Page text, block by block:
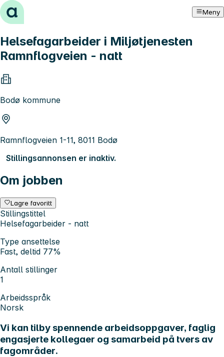
Hopp til innhold Meny
Helsefagarbeider i Miljøtjenesten
Ramnflogveien - natt
Bodø kommune
Ramnflogveien 1-11, 8011 Bodø
Stillingsannonsen er inaktiv.
Om jobben
Lagre favoritt
Stillingstittel
Helsefagarbeider - natt
Type ansettelse
Fast, deltid 77%
Antall stillinger
1
Arbeidsspråk
Norsk
Vi kan tilby spennende arbeidsoppgaver, faglig
engasjerte kollegaer og samarbeid på tvers av
fagområder.